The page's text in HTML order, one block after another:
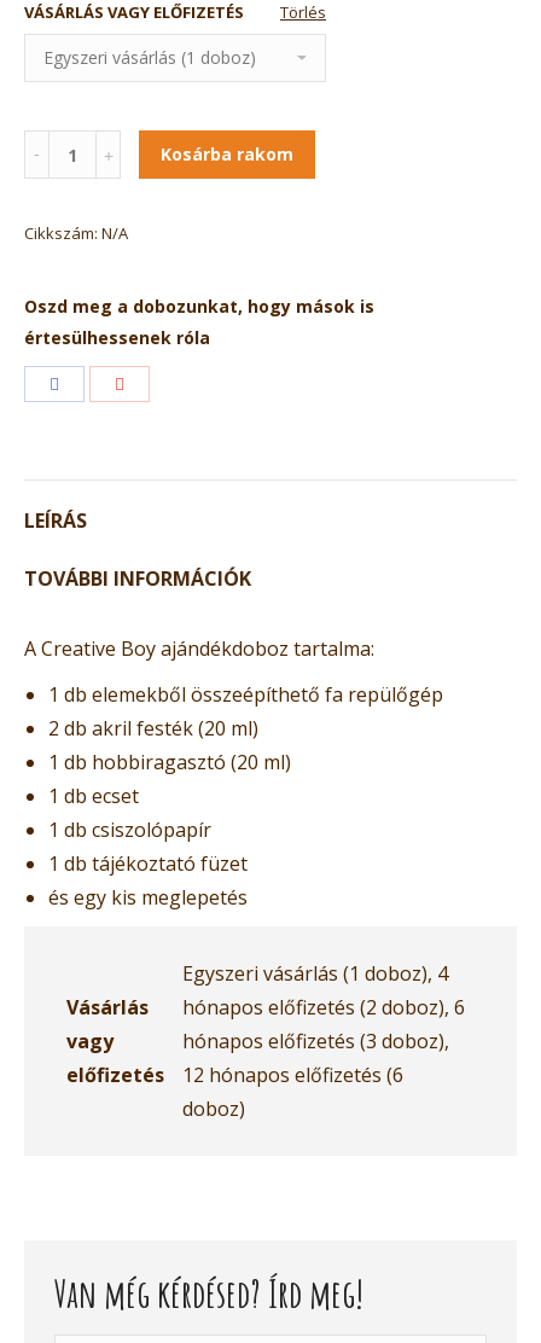
VÁSÁRLÁS VAGY ELŐFIZETÉS Törlés
Mennyiség Kosárba rakom
Cikkszám: N/A
Oszd meg a dobozunkat, hogy mások is
értesülhessenek róla
LEÍRÁS
TOVÁBBI INFORMÁCIÓK
A Creative Boy ajándékdoboz tartalma:
1 db elemekből összeépíthető fa repülőgép
2 db akril festék (20 ml)
1 db hobbiragasztó (20 ml)
1 db ecset
1 db csiszolópapír
1 db tájékoztató füzet
és egy kis meglepetés
Vásárlás
vagy
előfizetés
Egyszeri vásárlás (1 doboz), 4
hónapos előfizetés (2 doboz), 6
hónapos előfizetés (3 doboz),
12 hónapos előfizetés (6
doboz)
Van még kérdésed? Írd meg!